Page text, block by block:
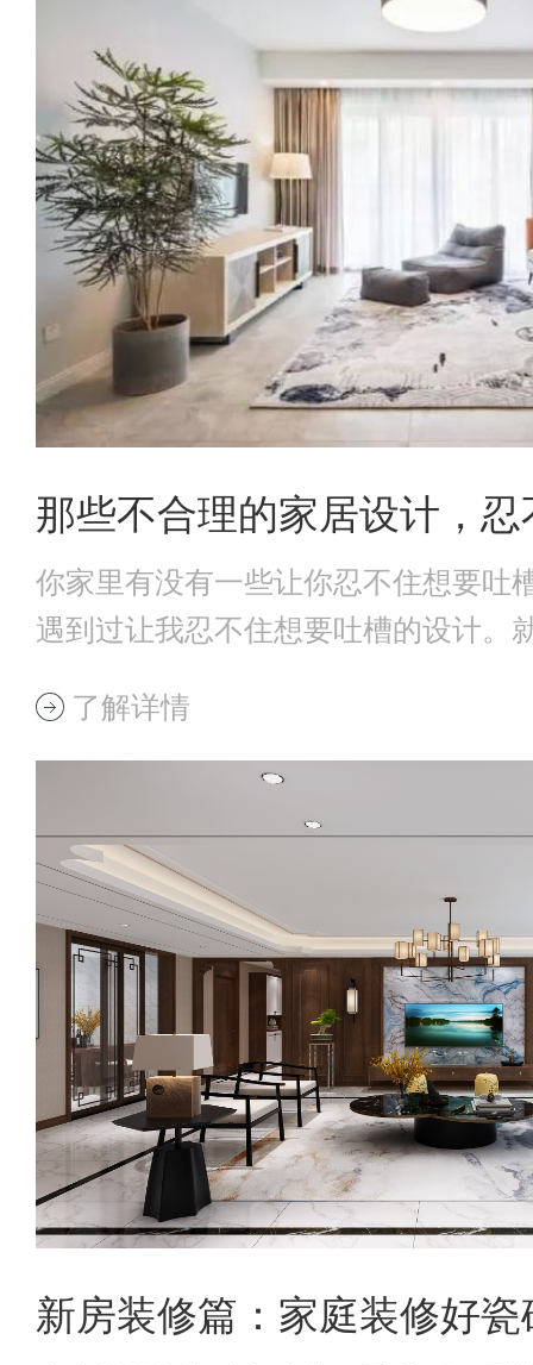
那些不合理的家居设计，
你家里有没有一些让你忍不住想要吐
遇到过让我忍不住想要吐槽的设计。
了解详情